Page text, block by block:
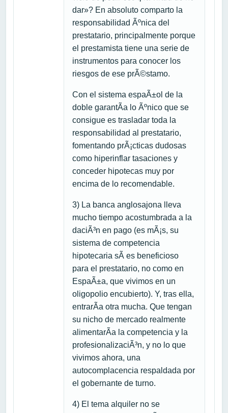
dar»? En absoluto comparto la
responsabilidad Ãºnica del
prestatario, principalmente porque
el prestamista tiene una serie de
instrumentos para conocer los
riesgos de ese prÃ©stamo.
Con el sistema espaÃ±ol de la
doble garantÃ­a lo Ãºnico que se
consigue es trasladar toda la
responsabilidad al prestatario,
fomentando prÃ¡cticas dudosas
como hiperinflar tasaciones y
conceder hipotecas muy por
encima de lo recomendable.
3) La banca anglosajona lleva
mucho tiempo acostumbrada a la
daciÃ³n en pago (es mÃ¡s, su
sistema de competencia
hipotecaria sÃ­ es beneficioso
para el prestatario, no como en
EspaÃ±a, que vivimos en un
oligopolio encubierto). Y, tras ella,
entrarÃ­a otra mucha. Que tengan
su nicho de mercado realmente
alimentarÃ­a la competencia y la
profesionalizaciÃ³n, y no lo que
vivimos ahora, una
autocomplacencia respaldada por
el gobernante de turno.
4) El tema alquiler no se